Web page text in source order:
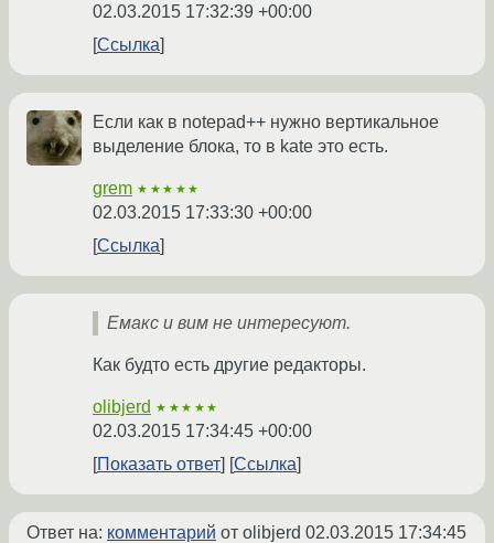
02.03.2015 17:32:39 +00:00
Ссылка
Если как в notepad++ нужно вертикальное
выделение блока, то в kate это есть.
grem ★★★★★
02.03.2015 17:33:30 +00:00
Ссылка
Емакс и вим не интересуют.
Как будто есть другие редакторы.
olibjerd ★★★★★
02.03.2015 17:34:45 +00:00
Показать ответ
Ссылка
Ответ на: комментарий от olibjerd 02.03.2015 17:34:45